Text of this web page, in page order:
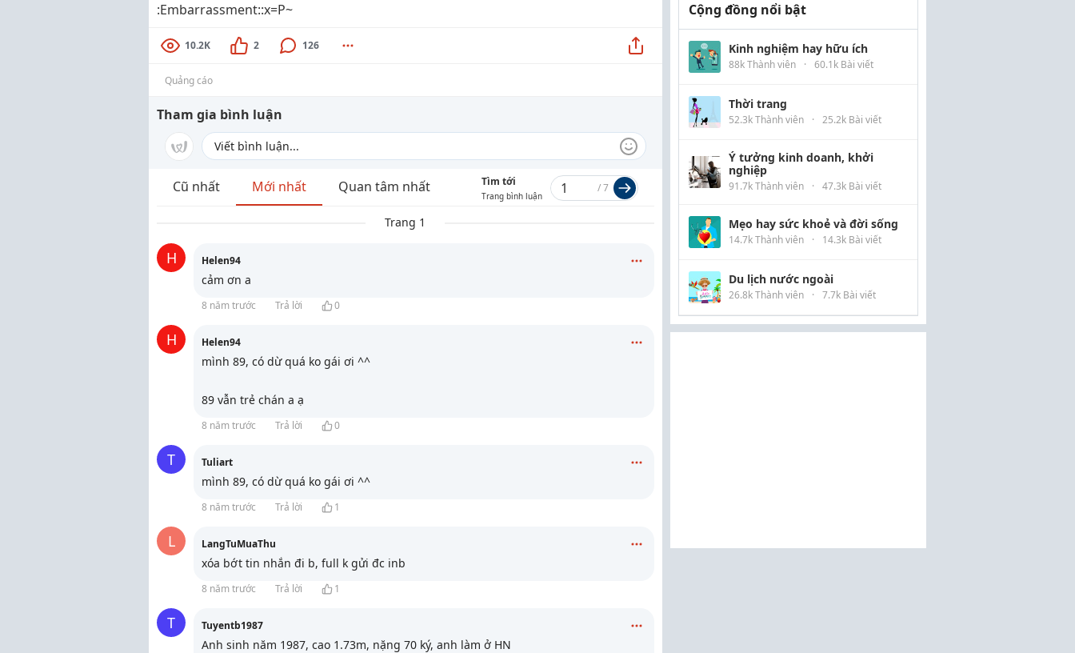
:Embarrassment::x=P~
10.2K 2 126
Quảng cáo
Tham gia bình luận
Cũ nhất Mới nhất Quan tâm nhất Tìm tới
Trang bình luận
/7
Trang 1
H Helen94
cảm ơn a
8 năm trước Trả lời 0
H Helen94
mình 89, có dừ quá ko gái ơi ^^
89 vẫn trẻ chán a ạ
8 năm trước Trả lời 0
T Tuliart
mình 89, có dừ quá ko gái ơi ^^
8 năm trước Trả lời 1
L LangTuMuaThu
xóa bớt tin nhắn đi b, full k gửi đc inb
8 năm trước Trả lời 1
T Tuyentb1987
Anh sinh năm 1987, cao 1.73m, nặng 70 ký, anh làm ở HN
Cộng đồng nổi bật
Kinh nghiệm hay hữu ích
88k Thành viên · 60.1k Bài viết
Thời trang
52.3k Thành viên · 25.2k Bài viết
Ý tưởng kinh doanh, khởi
nghiệp
91.7k Thành viên · 47.3k Bài viết
Mẹo hay sức khoẻ và đời sống
14.7k Thành viên · 14.3k Bài viết
Du lịch nước ngoài
26.8k Thành viên · 7.7k Bài viết